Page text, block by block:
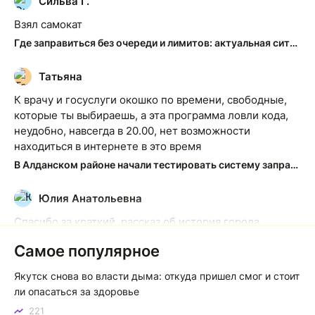
Взял самокат
Где заправиться без очереди и лимитов: актуальная ситуация на АЗС Якутска
Т
Татьяна
К врачу и госуслуги окошко по времени, свободные,
которые ты выбираешь, а эта программа ловли кода,
неудобно, навсегда в 20.00, нет возможности
находиться в интернете в это время
В Алданском районе начали тестировать систему заправки по QR-кодам
Ю
Юлия Анатольевна
Спасибо за краткий, рассказ об история города
Якутск сквозь века: от острога до столицы республики
К
Котя злой
Самое популярное
Якутск снова во власти дыма: откуда пришел смог и стоит
ли опасаться за здоровье
221